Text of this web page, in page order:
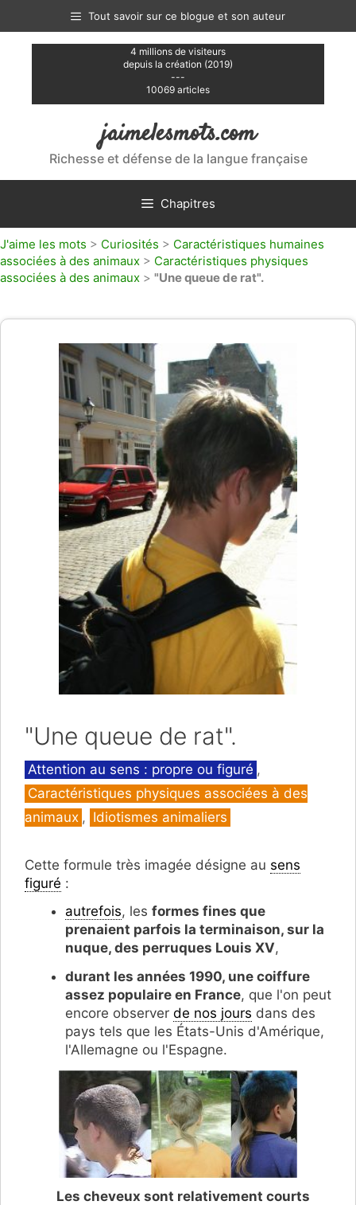
contenu
Tout savoir sur ce blogue et son auteur
4 millions de visiteurs
depuis la création (2019)
---
10069 articles
jaimelesmots.com
Richesse et défense de la langue française
Chapitres
J'aime les mots > Curiosités > Caractéristiques humaines
associées à des animaux > Caractéristiques physiques
associées à des animaux > "Une queue de rat".
"Une queue de rat".
Catégories
Attention au sens : propre ou figuré ,
Caractéristiques physiques associées à des
animaux , Idiotismes animaliers
Cette formule très imagée désigne au sens
figuré :
autrefois, les formes fines que
prenaient parfois la terminaison, sur la
nuque, des perruques Louis XV,
durant les années 1990, une coiffure
assez populaire en France, que l'on peut
encore observer de nos jours dans des
pays tels que les États-Unis d'Amérique,
l'Allemagne ou l'Espagne.
Les cheveux sont relativement courts